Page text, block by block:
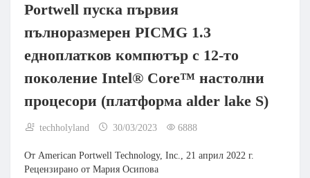
Portwell пуска първия
пълноразмерен PICMG 1.3
едноплатков компютър с 12-то
поколение Intel® Core™ настолни
процесори (платформа alder lake S)
techholyland 30/03/2023 6888
От American Portwell Technology, Inc., 21 април 2022 г.
Рецензирано от Мария Осипова